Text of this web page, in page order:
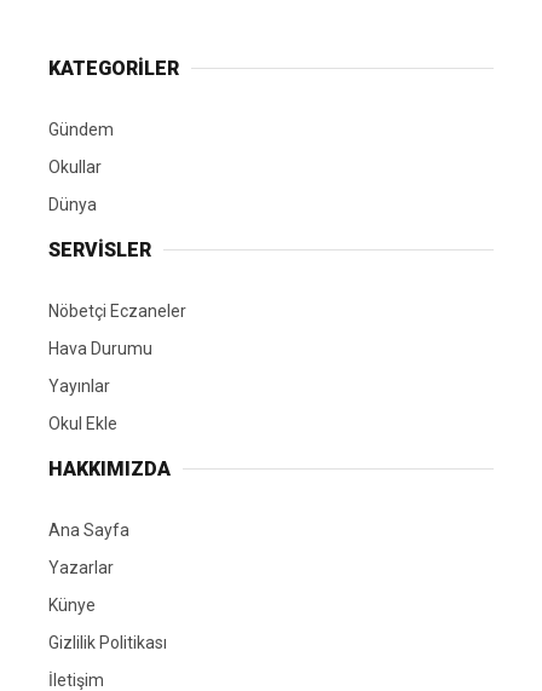
KATEGORİLER
Gündem
Okullar
Dünya
SERVİSLER
Nöbetçi Eczaneler
Hava Durumu
Yayınlar
Okul Ekle
HAKKIMIZDA
Ana Sayfa
Yazarlar
Künye
Gizlilik Politikası
İletişim